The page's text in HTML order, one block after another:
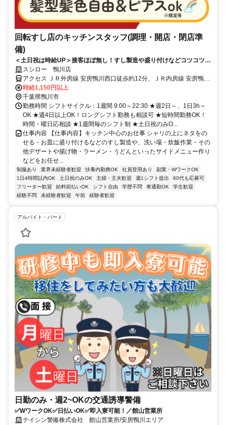
回転すし店のキッチンスタッフ(調理・開店・閉店準
備)
＜土日祝は時給UP＞接客ほぼ無し！すし製造や盛り付けなどコツコツ働
けるスシロー 鴨川店
アクセス ＪＲ外房線 安房鴨川西口徒歩約12分、ＪＲ内房線 安房鴨川
西口徒歩約12分、ＪＲ内房線 太海徒歩約36分
時給1,150円以上
千葉県鴨川市
勤務時間 シフトサイクル：1週間 9:00～22:30 ★週2日～、1日3h～
OK ★週4日以上OK！ロングシフト勤務も相談可 ★短時間勤務OK！
時間・曜日応相談 ★1週間毎のシフト制 ★土日祝のみO...
仕事内容 【仕事内容】キッチン中心のお仕事 シャリの上にネタをの
せる・お皿に盛り付けるなどのすし製造や、洗い場・炊飯作業・その
他デザートや揚げ物・ラーメン・うどんといったサイドメニュー作り
などをお任せ...
制服あり 業界未経験者歓迎 扶養内勤務OK 社員登用あり
副業・WワークOK
1日4時間以内OK
土日祝のみOK 主婦・主夫歓迎 週1シフト提出
60代も応募可
フリーター歓迎
給料前払いOK シフト自由 学歴不問 車通勤OK
学生歓迎
経験不問
未経験者歓迎 午前 経験者歓迎
アルバイト・パート
日勤のみ・週2~OKの交通誘導警備
✅WワークOK✅日払いOK✅即入寮可能！／館山営業所
テイシン警備株式会社 館山営業所/安房鴨川エリア